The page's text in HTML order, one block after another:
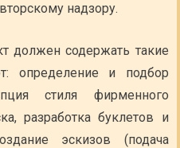
надзору.
должен содержать такие
определение и подбор
стиля фирменного
разработка буклетов и
эскизов (подача